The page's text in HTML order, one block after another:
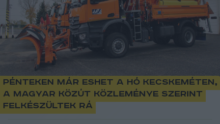
Pénteken már eshet a hó Kecskeméten,
a Magyar Közút közleménye szerint
felkészültek rá